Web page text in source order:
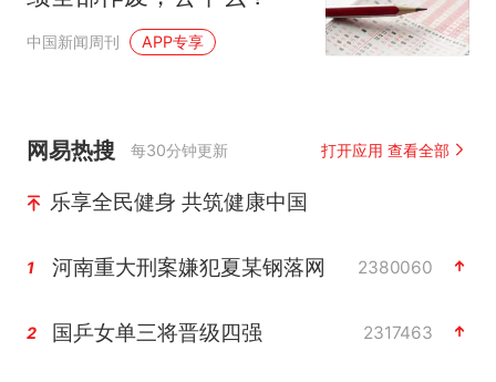
中国新闻周刊 APP专享
网易热搜 每30分钟更新 打开应用 查看全部
乐享全民健身 共筑健康中国
1 河南重大刑案嫌犯夏某钢落网 2380060
2 国乒女单三将晋级四强 2317463